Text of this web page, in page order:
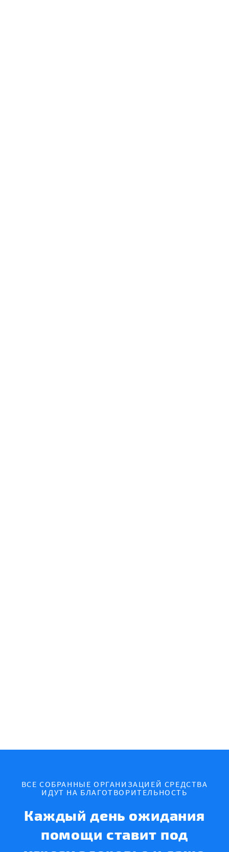
ВСЕ СОБРАННЫЕ ОРГАНИЗАЦИЕЙ СРЕДСТВА
ИДУТ НА БЛАГОТВОРИТЕЛЬНОСТЬ
Каждый день ожидания
помощи ставит под